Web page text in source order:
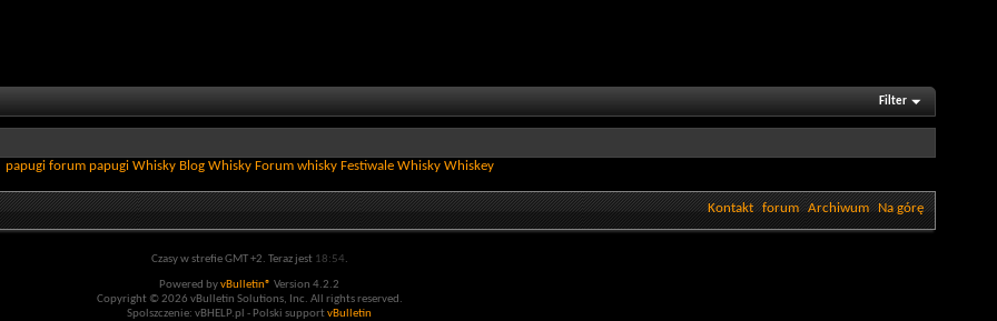
Filter
papugi forum papugi Whisky Blog Whisky Forum whisky Festiwale Whisky Whiskey
Kontakt forum Archiwum Na górę
Czasy w strefie GMT +2. Teraz jest 18:54.
Powered byvBulletin® Version 4.2.2
Copyright © 2026 vBulletin Solutions, Inc. All rights reserved.
Spolszczenie: vBHELP.pl - Polski supportvBulletin